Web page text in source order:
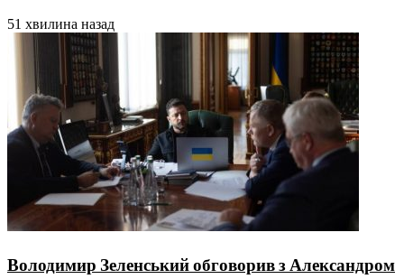
51 хвилина назад
Володимир Зеленський обговорив з Александром